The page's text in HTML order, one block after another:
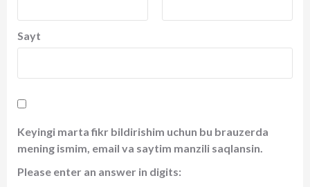
Sayt
Keyingi marta fikr bildirishim uchun bu brauzerda
mening ismim, email va saytim manzili saqlansin.
Please enter an answer in digits: